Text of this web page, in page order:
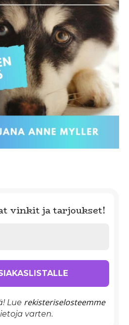
vinkit ja tarjoukset!
Lue rekisteriselosteemme
varten.